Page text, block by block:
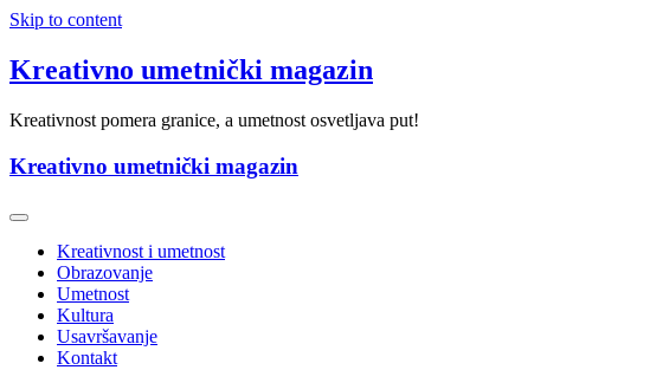
Skip to content
Kreativno umetnički magazin
Kreativnost pomera granice, a umetnost osvetljava put!
Kreativno umetnički magazin
Kreativnost i umetnost
Obrazovanje
Umetnost
Kultura
Usavršavanje
Kontakt